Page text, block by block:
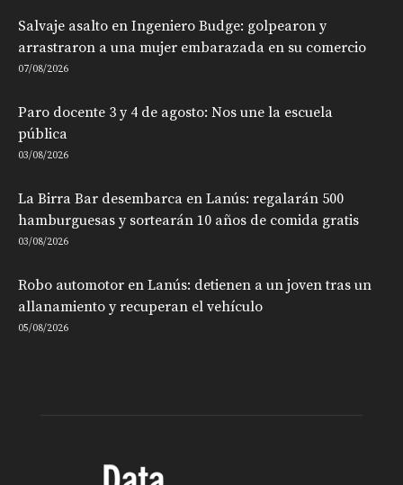
Salvaje asalto en Ingeniero Budge: golpearon y
arrastraron a una mujer embarazada en su comercio
07/08/2026
Paro docente 3 y 4 de agosto: Nos une la escuela
pública
03/08/2026
La Birra Bar desembarca en Lanús: regalarán 500
hamburguesas y sortearán 10 años de comida gratis
03/08/2026
Robo automotor en Lanús: detienen a un joven tras un
allanamiento y recuperan el vehículo
05/08/2026